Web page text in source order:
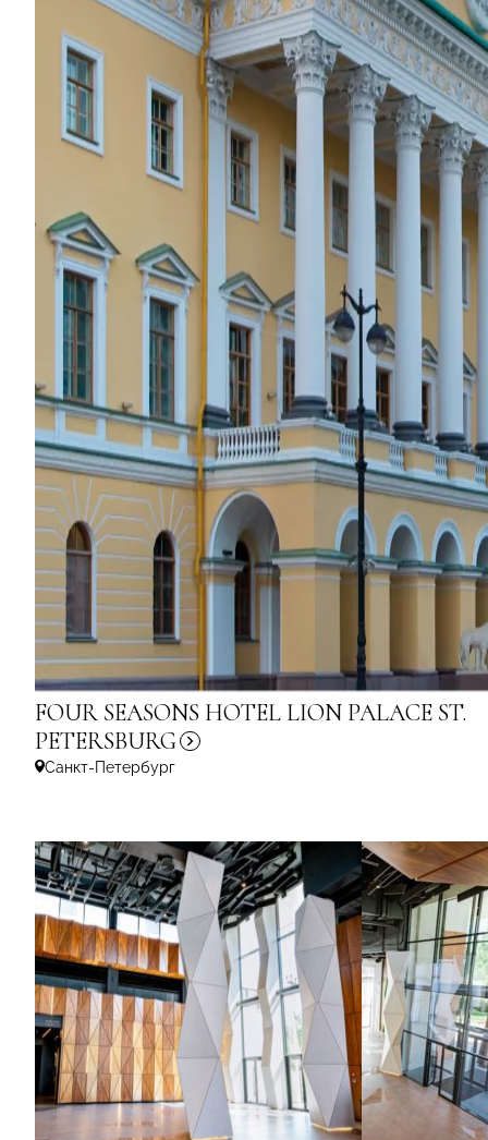
FOUR SEASONS HOTEL LION PALACE ST.
PETERSBURG
Санкт-Петербург